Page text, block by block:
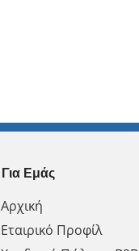
Για Εμάς
Αρχική
Εταιρικό Προφίλ